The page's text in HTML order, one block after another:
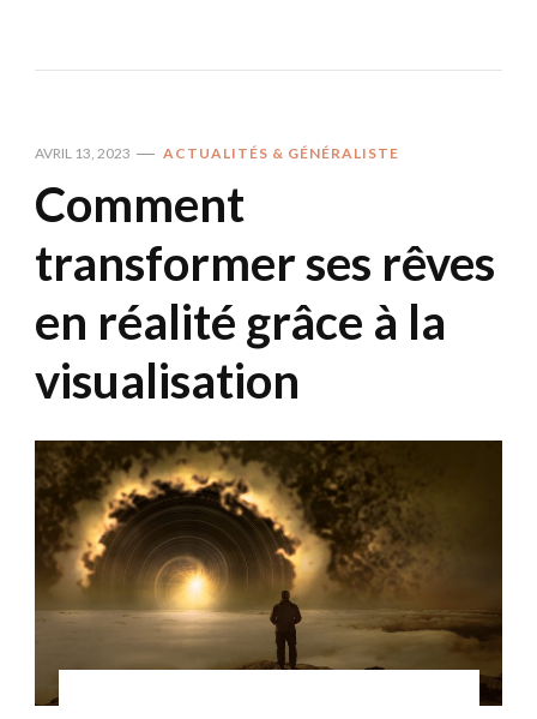
AVRIL 13, 2023 ACTUALITÉS & GÉNÉRALISTE
Comment
transformer ses rêves
en réalité grâce à la
visualisation